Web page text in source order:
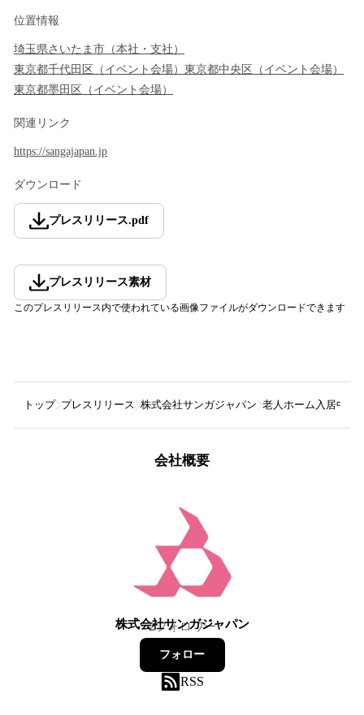
位置情報
埼玉県 さいたま市 （本社・支社 ）
東京都千代田区 （ イベント会場） 東京都中央区 （ イベント会場）
東京都墨田区 （ イベント会場）
関連リンク
https://sangajapan.jp
ダウンロード
プレスリリース.pdf
プレスリリース素材
このプレスリリース内で使われている画像ファイルがダウンロードできます
トップ プレスリリース 株式会社サンガジャパン 老人ホーム入居中も
会社概要
株式会社サンガジャパン
2フォロワー
フォロー
RSS